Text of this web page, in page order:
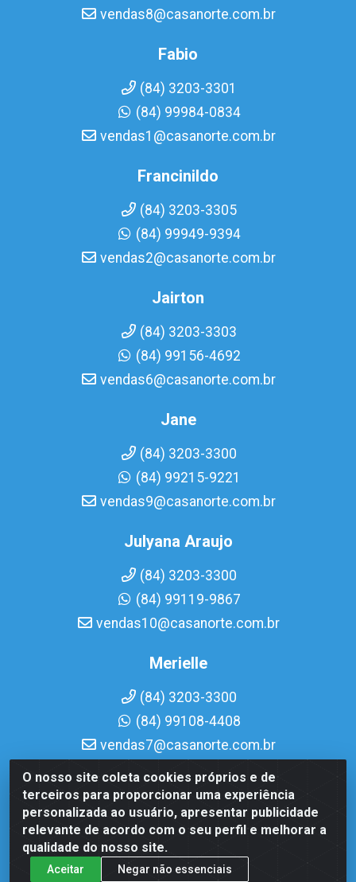
O nosso site coleta cookies próprios e de
terceiros para proporcionar uma experiência
personalizada ao usuário, apresentar publicidade
relevante de acordo com o seu perfil e melhorar a
qualidade do nosso site.
Aceitar Negar não essenciais
vendas8@casanorte.com.br
Fabio
(84) 3203-3301
(84) 99984-0834
vendas1@casanorte.com.br
Francinildo
(84) 3203-3305
(84) 99949-9394
vendas2@casanorte.com.br
Jairton
(84) 3203-3303
(84) 99156-4692
vendas6@casanorte.com.br
Jane
(84) 3203-3300
(84) 99215-9221
vendas9@casanorte.com.br
Julyana Araujo
(84) 3203-3300
(84) 99119-9867
vendas10@casanorte.com.br
Merielle
(84) 3203-3300
(84) 99108-4408
vendas7@casanorte.com.br
Casa Norte LTDA - Av. Interventor Mário Câmara, 1815 - Dix-
Sept Rosado, Natal/RN - CEP 59054-600 - CNPJ
08.713.513/0001-51